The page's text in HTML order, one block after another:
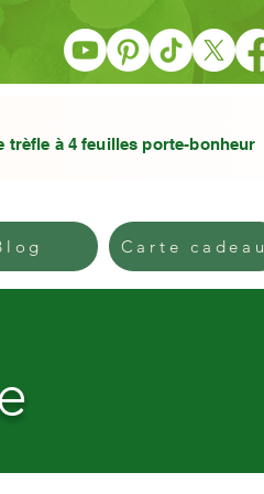
trèfle à 4 feuilles porte-bonheur
Carte cadeau
Carte cadeau